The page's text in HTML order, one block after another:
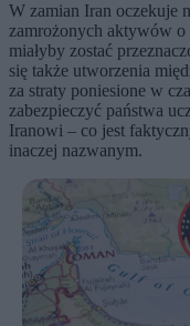
W zamian Iran oczekuje
zamrożonych aktywów
miałyby zostać
się także utworzenia
za straty poniesione w
zabezpieczyć państwa
Iranowi – co jest
inaczej nazwanym.